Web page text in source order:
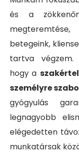
és a
betegeink,
tartva végzem.
hogy a
személyre
gyógyulás
legnagyobb
elégedetten
munkatársak